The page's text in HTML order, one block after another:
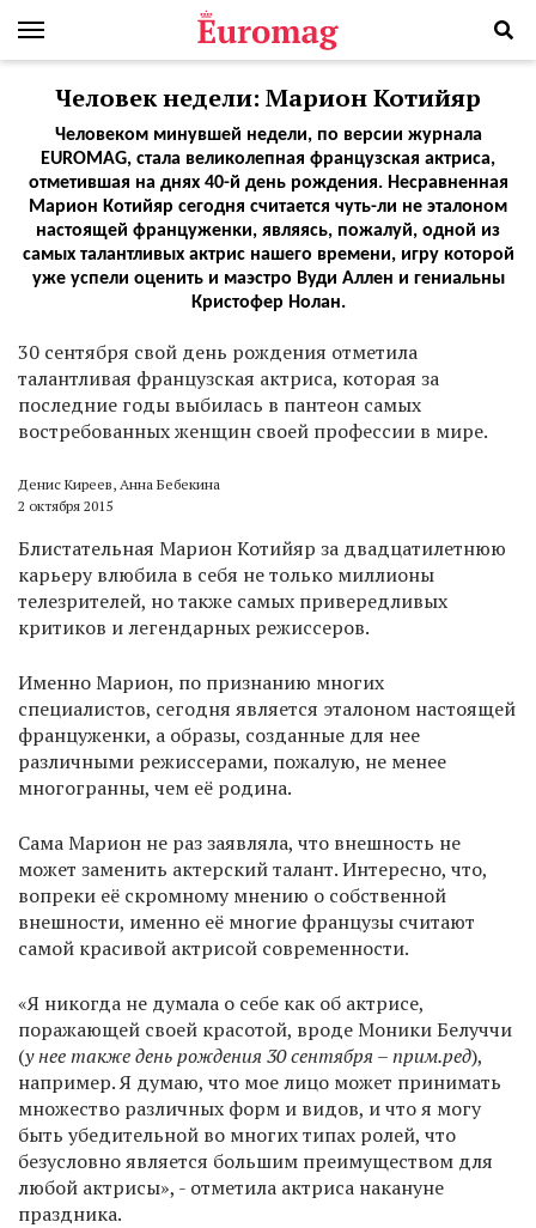
Человек недели: Марион Котийяр
Человеком минувшей недели, по версии журнала
EUROMAG, стала великолепная французская актриса,
отметившая на днях 40-й день рождения. Несравненная
Марион Котийяр сегодня считается чуть-ли не эталоном
настоящей француженки, являясь, пожалуй, одной из
самых талантливых актрис нашего времени, игру которой
уже успели оценить и маэстро Вуди Аллен и гениальны
Кристофер Нолан.
30 сентября свой день рождения отметила
талантливая французская актриса, которая за
последние годы выбилась в пантеон самых
востребованных женщин своей профессии в мире.
Денис Киреев, Анна Бебекина
2 октября 2015
Блистательная Марион Котийяр за двадцатилетнюю
карьеру влюбила в себя не только миллионы
телезрителей, но также самых привередливых
критиков и легендарных режиссеров.
Именно Марион, по признанию многих
специалистов, сегодня является эталоном настоящей
француженки, а образы, созданные для нее
различными режиссерами, пожалую, не менее
многогранны, чем её родина.
Сама Марион не раз заявляла, что внешность не
может заменить актерский талант. Интересно, что,
вопреки её скромному мнению о собственной
внешности, именно её многие французы считают
самой красивой актрисой современности.
«Я никогда не думала о себе как об актрисе,
поражающей своей красотой, вроде Моники Белуччи
(у нее также день рождения 30 сентября – прим.ред),
например. Я думаю, что мое лицо может принимать
множество различных форм и видов, и что я могу
быть убедительной во многих типах ролей, что
безусловно является большим преимуществом для
любой актрисы», - отметила актриса накануне
праздника.